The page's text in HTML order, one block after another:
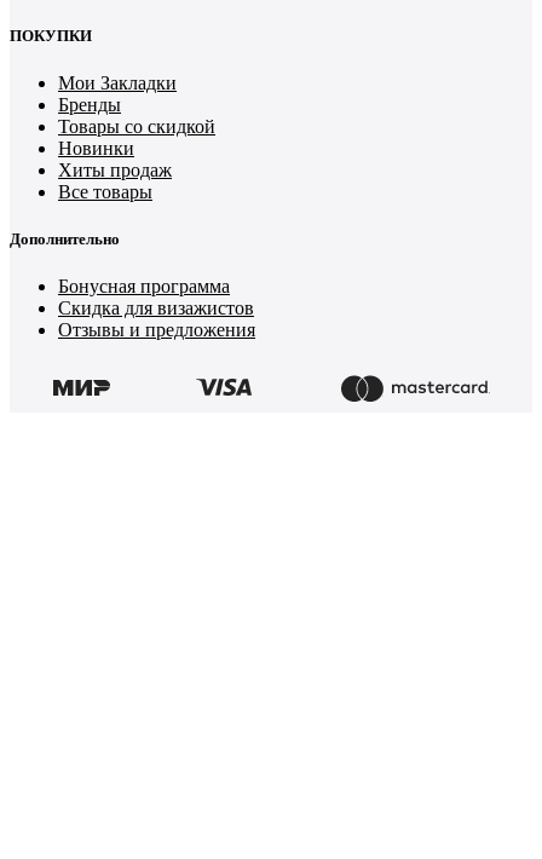
ПОКУПКИ
Мои Закладки
Бренды
Товары со скидкой
Новинки
Хиты продаж
Все товары
Дополнительно
Бонусная программа
Скидка для визажистов
Отзывы и предложения